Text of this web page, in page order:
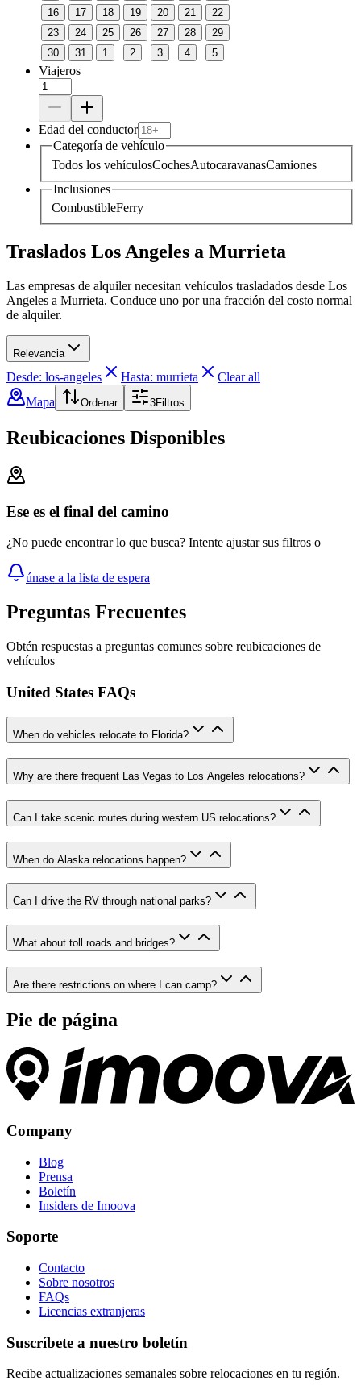
16
17 18 19 20 21
22
23
24 25 26 27 28
29
30
31 1 2 3 4 5
Viajeros
Edad del conductor
Categoría de vehículo
Todos los vehículosCochesAutocaravanasCamiones
Inclusiones
CombustibleFerry
Traslados Los Angeles a Murrieta
Las empresas de alquiler necesitan vehículos trasladados desde Los
Angeles a Murrieta. Conduce uno por una fracción del costo normal
de alquiler.
Relevancia
Desde: los-angeles Hasta: murrieta
Clear all
Mapa
Ordenar 3Filtros
Reubicaciones Disponibles
Ese es el final del camino
¿No puede encontrar lo que busca? Intente ajustar sus filtros o
únase a la lista de espera
Preguntas Frecuentes
Obtén respuestas a preguntas comunes sobre reubicaciones de
vehículos
United States FAQs
When do vehicles relocate to Florida?
Why are there frequent Las Vegas to Los Angeles relocations?
Can I take scenic routes during western US relocations?
When do Alaska relocations happen?
Can I drive the RV through national parks?
What about toll roads and bridges?
Are there restrictions on where I can camp?
Pie de página
Company
Blog
Prensa
Boletín
Insiders de Imoova
Soporte
Contacto
Sobre nosotros
FAQs
Licencias extranjeras
Suscríbete a nuestro boletín
Recibe actualizaciones semanales sobre relocaciones en tu región.